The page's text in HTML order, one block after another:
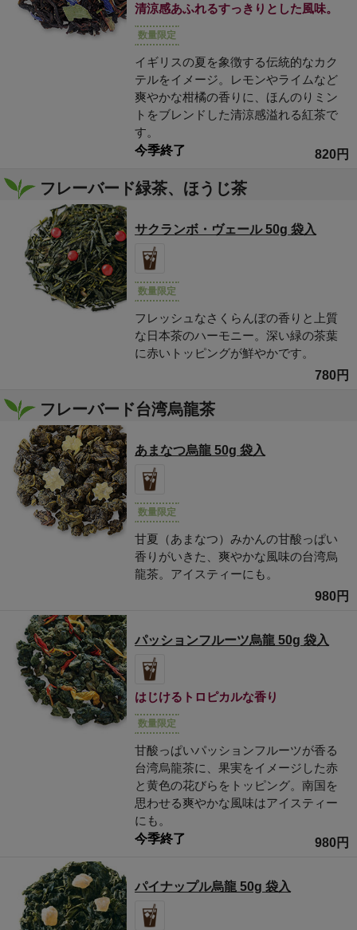
清涼感あふれるすっきりとした風味。
数量限定
イギリスの夏を象徴する伝統的なカク
テルをイメージ。レモンやライムなど
爽やかな柑橘の香りに、ほんのりミン
トをブレンドした清涼感溢れる紅茶で
す。
今季終了
820円
フレーバード緑茶、ほうじ茶
サクランボ・ヴェール 50g 袋入
数量限定
フレッシュなさくらんぼの香りと上質
な日本茶のハーモニー。深い緑の茶葉
に赤いトッピングが鮮やかです。
780円
フレーバード台湾烏龍茶
あまなつ烏龍 50g 袋入
数量限定
甘夏（あまなつ）みかんの甘酸っぱい
香りがいきた、爽やかな風味の台湾烏
龍茶。アイスティーにも。
980円
パッションフルーツ烏龍 50g 袋入
はじけるトロピカルな香り
数量限定
甘酸っぱいパッションフルーツが香る
台湾烏龍茶に、果実をイメージした赤
と黄色の花びらをトッピング。南国を
思わせる爽やかな風味はアイスティー
にも。
今季終了
980円
パイナップル烏龍 50g 袋入